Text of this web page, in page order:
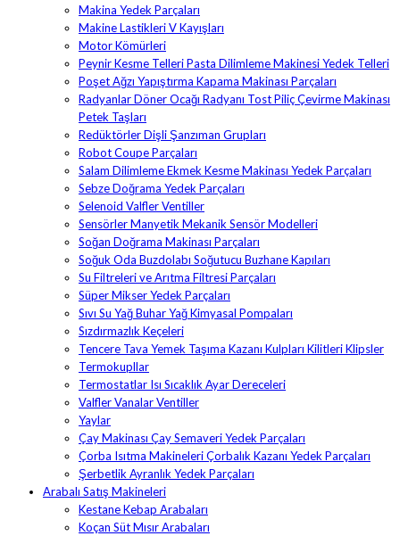
Makina Yedek Parçaları
Makine Lastikleri V Kayışları
Motor Kömürleri
Peynir Kesme Telleri Pasta Dilimleme Makinesi Yedek Telleri
Poşet Ağzı Yapıştırma Kapama Makinası Parçaları
Radyanlar Döner Ocağı Radyanı Tost Piliç Çevirme Makinası
Petek Taşları
Redüktörler Dişli Şanzıman Grupları
Robot Coupe Parçaları
Salam Dilimleme Ekmek Kesme Makinası Yedek Parçaları
Sebze Doğrama Yedek Parçaları
Selenoid Valfler Ventiller
Sensörler Manyetik Mekanik Sensör Modelleri
Soğan Doğrama Makinası Parçaları
Soğuk Oda Buzdolabı Soğutucu Buzhane Kapıları
Su Filtreleri ve Arıtma Filtresi Parçaları
Süper Mikser Yedek Parçaları
Sıvı Su Yağ Buhar Yağ Kimyasal Pompaları
Sızdırmazlık Keçeleri
Tencere Tava Yemek Taşıma Kazanı Kulpları Kilitleri Klipsler
Termokupllar
Termostatlar Isı Sıcaklık Ayar Dereceleri
Valfler Vanalar Ventiller
Yaylar
Çay Makinası Çay Semaveri Yedek Parçaları
Çorba Isıtma Makineleri Çorbalık Kazanı Yedek Parçaları
Şerbetlik Ayranlık Yedek Parçaları
Arabalı Satış Makineleri
Kestane Kebap Arabaları
Koçan Süt Mısır Arabaları